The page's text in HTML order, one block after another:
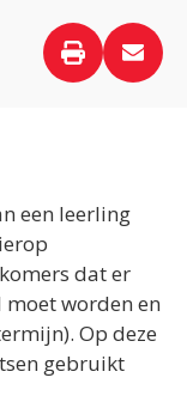
een leerling
dat er
worden en
Op deze
gebruikt